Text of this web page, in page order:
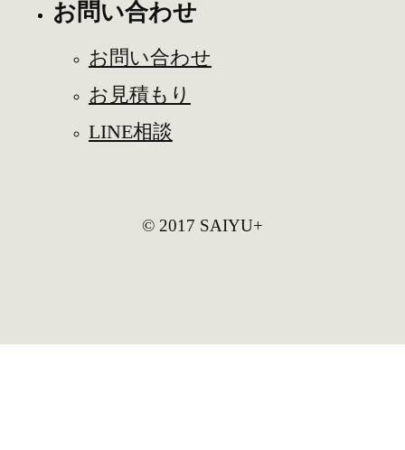
お問い合わせ
お問い合わせ
お見積もり
LINE相談
© 2017 SAIYU+